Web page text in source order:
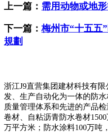
上一篇： 需用动物或地
下一篇：梅州市“十五五
規劃
浙江J9直营集团建材科技有
发、生产自动化为一体的防
质量管理体系和先进的产品
卷材、自粘沥青防水卷材
万平方米；防水涂料100万吨